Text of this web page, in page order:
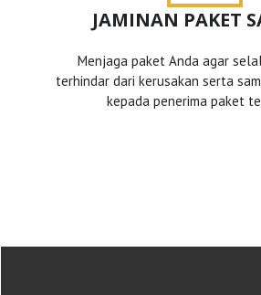
JAMINAN PAKET
Menjaga paket Anda agar
terhindar dari kerusakan serta
kepada penerima paket